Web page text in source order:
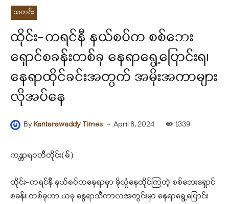
သတင်း
ထိုင်း-ကရင်နီ နယ်စပ်က စစ်ဘေး
ရှောင်စခန်းတစ်ခု နေရာရွေ့ပြောင်းရ၊
နေရာထိုင်ခင်းအတွက် အမိုးအကာများ
လိုအပ်နေ
By Kantarawaddy Times - April 8, 2024 1339
ကန္တာရဝတီတိုင်း(မ်)
ထိုင်း-ကရင်နီ နယ်စပ်တနေရာမှာ ခိုလှုံနေထိုင်ကြတဲ့ စစ်ဘေးရှောင်
စခန်း တစ်ခုဟာ ယခု နွေရာသီကာလအတွင်းမှာ နေရာရွေ့ပြောင်း